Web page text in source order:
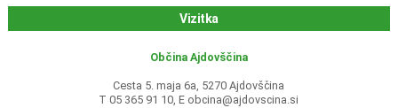
Vizitka
Občina Ajdovščina
Cesta 5. maja 6a, 5270 Ajdovščina
T 05 365 91 10, E obcina@ajdovscina.si